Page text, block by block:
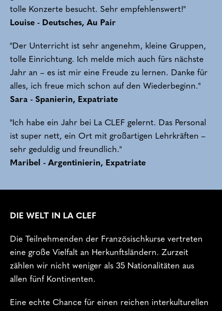
tolle Konzerte besucht. Sehr empfehlenswert!"
Louise - Deutsches, Au Pair
"Der Unterricht ist sehr angenehm, kleine Gruppen,
tolle Einrichtung. Ich melde mich auch fürs nächste
Jahr an – es ist mir eine Freude zu lernen. Danke für
alles, ich freue mich schon auf den Wiederbeginn."
Sara - Spanierin, Expatriate
"Ich habe ein Jahr bei La CLEF gelernt. Das Personal
ist super nett, ein Ort mit großartigen Lehrkräften –
sehr geduldig und freundlich."
Maribel - Argentinierin, Expatriate
DIE WELT IN LA CLEF
Die Teilnehmenden der Französischkurse vertreten
eine große Vielfalt an Herkunftsländern. Zurzeit
zählen wir nicht weniger als 35 Nationalitäten aus
allen fünf Kontinenten.
Eine echte Chance für einen reichen interkulturellen